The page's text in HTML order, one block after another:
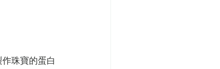
珠寶的蛋白